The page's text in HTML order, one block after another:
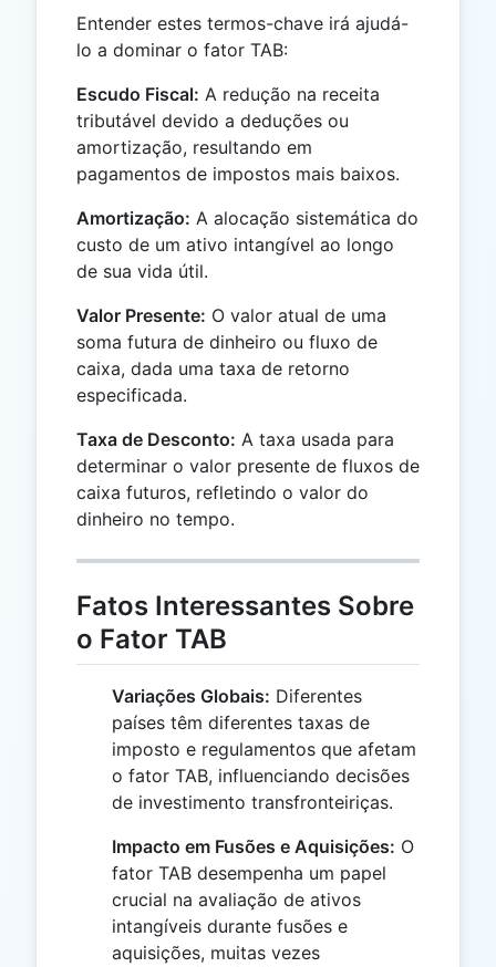
Entender estes termos-chave irá ajudá-
lo a dominar o fator TAB:
Escudo Fiscal: A redução na receita
tributável devido a deduções ou
amortização, resultando em
pagamentos de impostos mais baixos.
Amortização: A alocação sistemática do
custo de um ativo intangível ao longo
de sua vida útil.
Valor Presente: O valor atual de uma
soma futura de dinheiro ou fluxo de
caixa, dada uma taxa de retorno
especificada.
Taxa de Desconto: A taxa usada para
determinar o valor presente de fluxos de
caixa futuros, refletindo o valor do
dinheiro no tempo.
Fatos Interessantes Sobre
o Fator TAB
Variações Globais: Diferentes
países têm diferentes taxas de
imposto e regulamentos que afetam
o fator TAB, influenciando decisões
de investimento transfronteiriças.
Impacto em Fusões e Aquisições: O
fator TAB desempenha um papel
crucial na avaliação de ativos
intangíveis durante fusões e
aquisições, muitas vezes